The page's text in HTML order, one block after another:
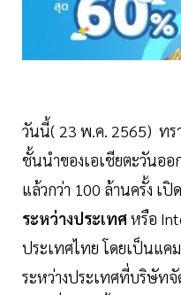
วันนี้( 23 พ.ค. 2565) ทร
ชั้นนำของเอเชียตะวันออ
แล้วกว่า 100 ล้านครั้ง เปิ
ระหว่างประเทศหรือ
ประเทศไทย โดยเป็นแค
ระหว่างประเทศที่บริษัท